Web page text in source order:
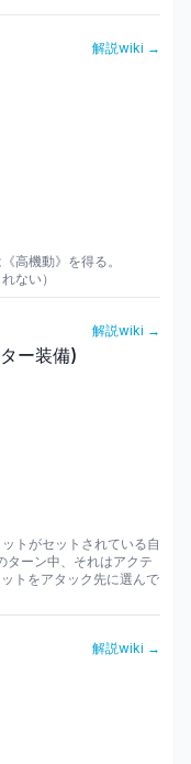
解説wiki →
高機動》を得る。
ない）
解説wiki →
ー装備)
トがセットされている自
ターン中、それはアクテ
トをアタック先に選んで
解説wiki →